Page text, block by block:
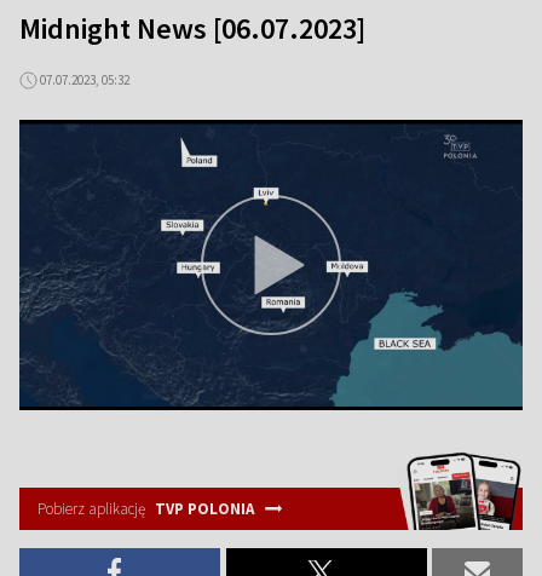
Midnight News [06.07.2023]
07.07.2023, 05:32
Pobierz aplikację TVP POLONIA